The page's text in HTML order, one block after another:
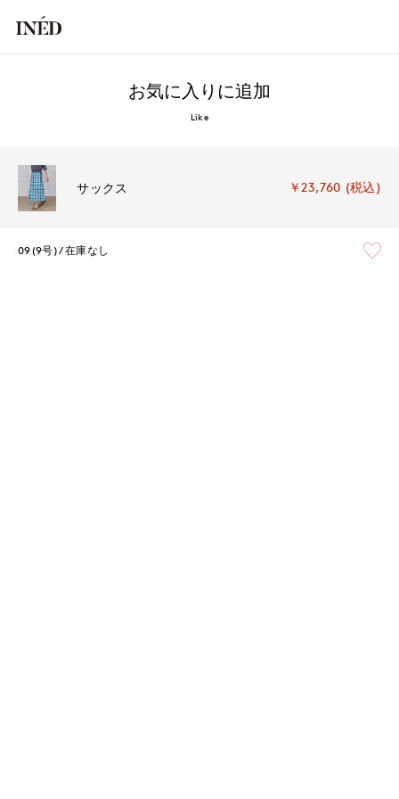
お気に入りに追加
Like
サックス ￥23,760 (税込)
09(9号) 在庫なし